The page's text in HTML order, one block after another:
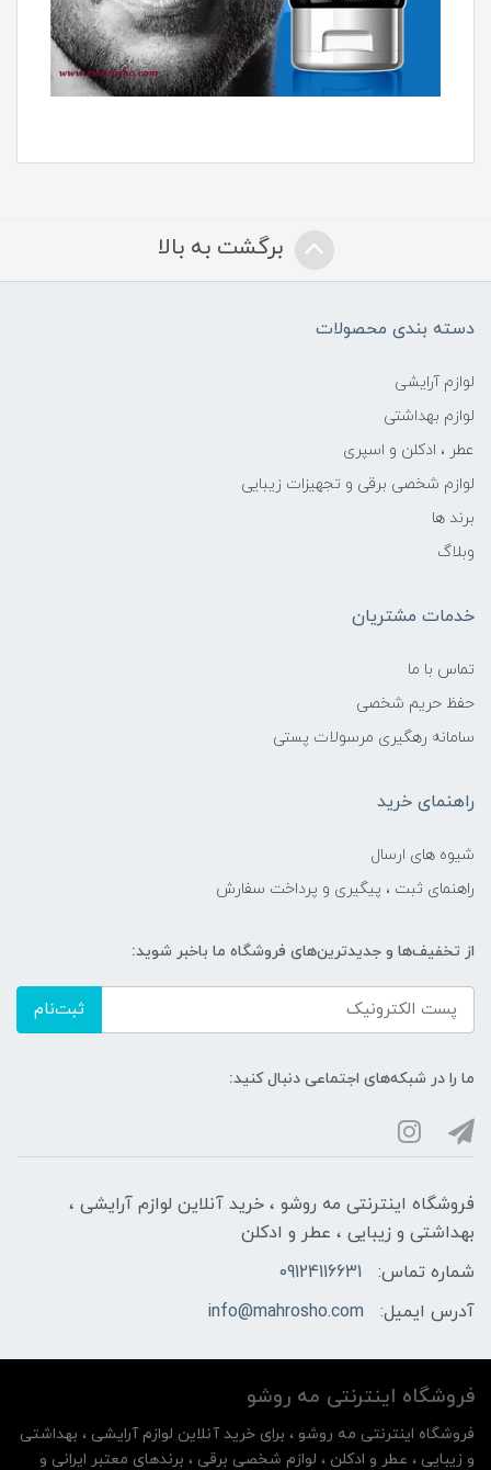
برگشت به بالا
دسته بندی محصولات
لوازم آرایشی
لوازم بهداشتی
عطر ، ادکلن و اسپری
لوازم شخصی برقی و تجهیزات زیبایی
برند ها
وبلاگ
خدمات مشتریان
تماس با ما
حفظ حریم شخصی
سامانه رهگیری مرسولات پستی
راهنمای خرید
شیوه های ارسال
راهنمای ثبت ، پیگیری و پرداخت سفارش
از تخفیف‌ها و جدیدترین‌های فروشگاه ما باخبر شوید:
ثبت‌نام
ما را در شبکه‌های اجتماعی دنبال کنید:
فروشگاه اینترنتی مه‌ رو‌شو ، خرید آنلاین لوازم آرایشی ،
بهداشتی و زیبایی ، عطر و ادکلن
شماره تماس:
09124116631
آدرس ایمیل:
info@mahrosho.com
فروشگاه اینترنتی مه‌ رو‌شو
فروشگاه اینترنتی مه‌ رو‌شو ، برای خرید آنلاین لوازم آرایشی ، بهداشتی
و زیبایی ، عطر و ادکلن ، لوازم شخصی برقی ، برندهای معتبر ایرانی و